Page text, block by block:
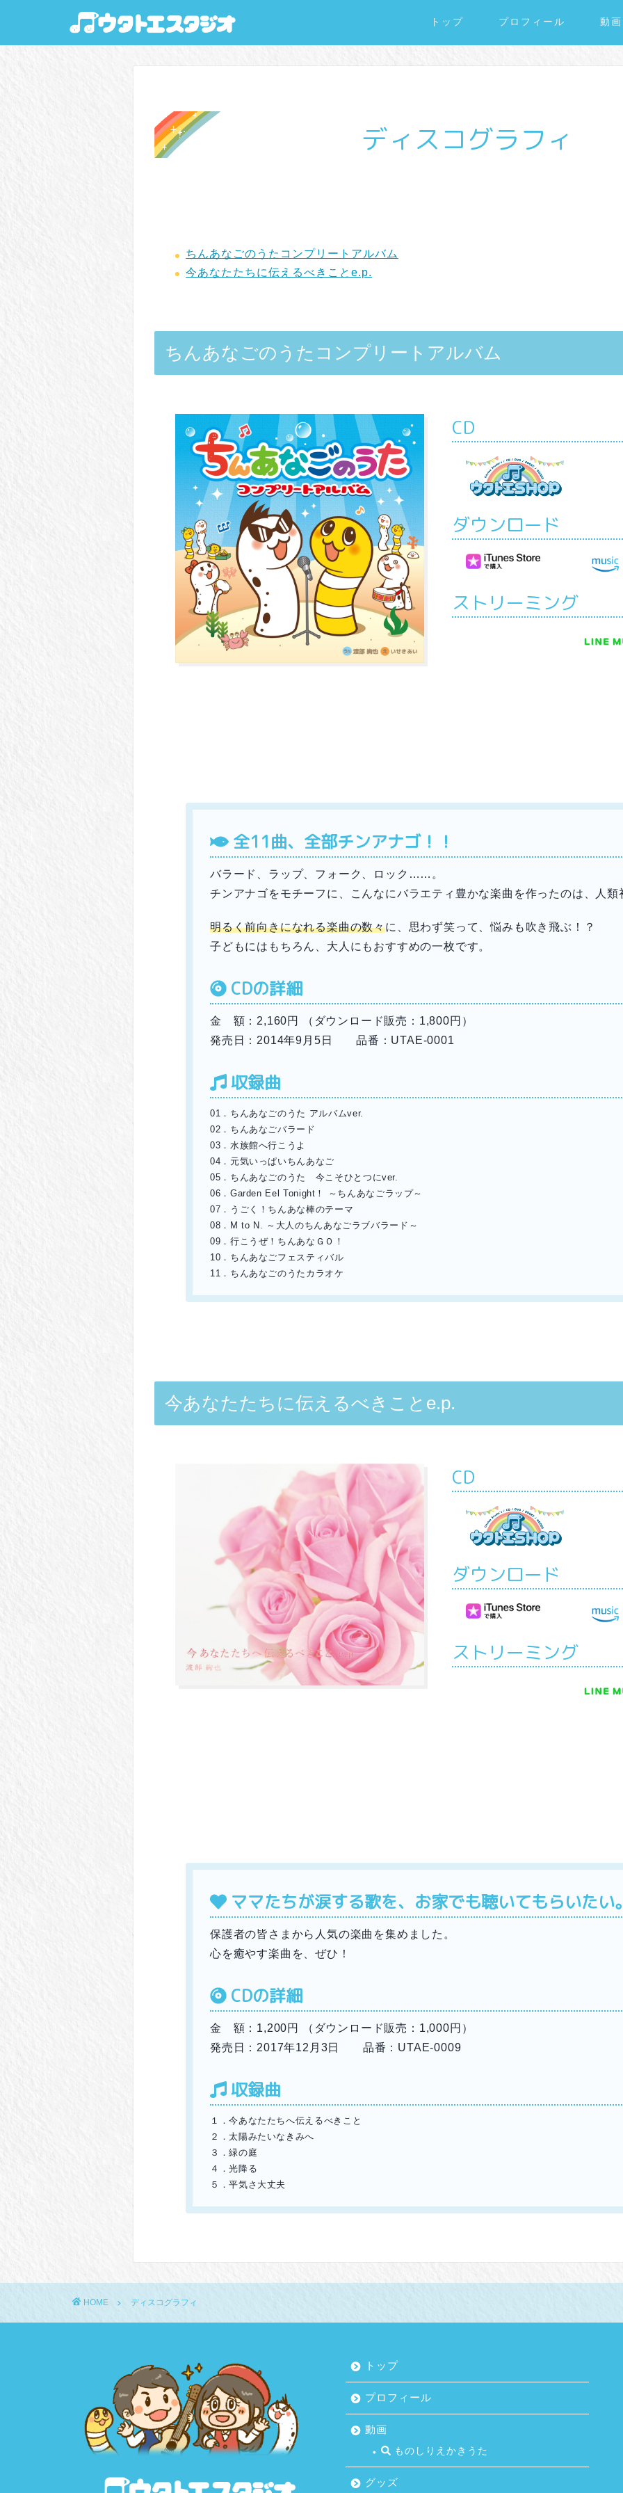
トップ プロフィール 動画
ディスコグラフィ
ちんあなごのうたコンプリートアルバム
今あなたたちに伝えるべきことe.p.
ちんあなごのうたコンプリートアルバム
CD
ダウンロード
ストリーミング
全11曲、全部チンアナゴ！！
バラード、ラップ、フォーク、ロック……。
チンアナゴをモチーフに、こんなにバラエティ豊かな楽曲を作ったのは、人類
明るく前向きになれる楽曲の数々に、思わず笑って、悩みも吹き飛ぶ！？
子どもにはもちろん、大人にもおすすめの一枚です。
CDの詳細
金 額：2,160円 （ダウンロード販売：1,800円）
発売日：2014年9月5日 品番：UTAE-0001
収録曲
01．ちんあなごのうた アルバムver.
02．ちんあなごバラード
03．水族館へ行こうよ
04．元気いっぱいちんあなご
05．ちんあなごのうた 今こそひとつにver.
06．Garden Eel Tonight！ ～ちんあなごラップ～
07．うごく！ちんあな棒のテーマ
08．M to N. ～大人のちんあなごラブバラード～
09．行こうぜ！ちんあなＧＯ！
10．ちんあなごフェスティバル
11．ちんあなごのうたカラオケ
今あなたたちに伝えるべきことe.p.
CD
ダウンロード
ストリーミング
ママたちが涙する歌を、お家でも聴いてもらいたい
保護者の皆さまから人気の楽曲を集めました。
心を癒やす楽曲を、ぜひ！
CDの詳細
金 額：1,200円 （ダウンロード販売：1,000円）
発売日：2017年12月3日 品番：UTAE-0009
収録曲
１．今あなたたちへ伝えるべきこと
２．太陽みたいなきみへ
３．緑の庭
４．光降る
５．平気さ大丈夫
HOME ディスコグラフィ
トップ
プロフィール
動画
ものしりえかきうた
グッズ